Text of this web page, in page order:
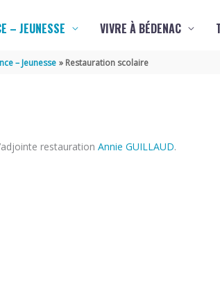
– JEUNESSE VIVRE À BÉDENAC
– Jeunesse Restauration scolaire
restauration Annie GUILLAUD.